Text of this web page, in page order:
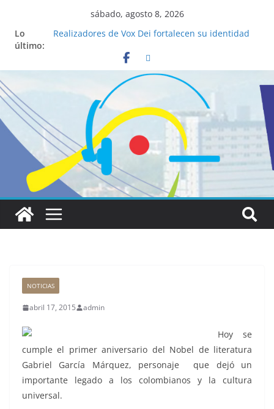
sábado, agosto 8, 2026
Lo
último:
Realizadores de Vox Dei fortalecen su identidad
La ciencia desvela los 5 secretos que tiene
fácilmente un católico para convertirse en
“Superancianos”
Pop Up Market atrae a cientos de visitantes y
dinamiza la economía local
Salud mental a la mesa: la importancia de
hablarlo en familia
Lo que tienen en común la nueva Película Toy
Story 5 y el Papa León XIV
NOTICIAS
abril 17, 2015 admin
Hoy se
cumple el primer aniversario del Nobel de literatura
Gabriel García Márquez, personaje que dejó un
importante legado a los colombianos y la cultura
universal.